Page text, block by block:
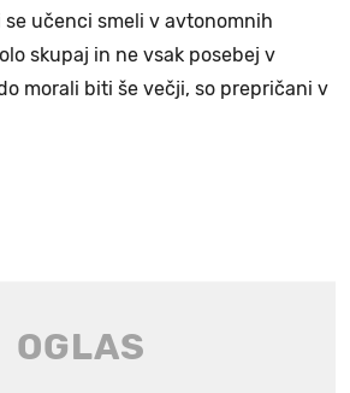
učenci smeli v avtonomnih
skupaj in ne vsak posebej v
morali biti še večji, so prepričani v